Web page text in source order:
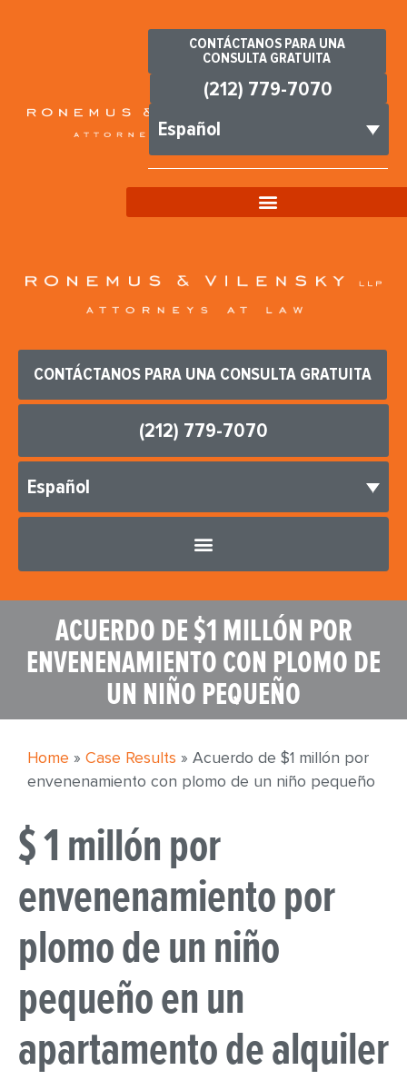
CONTÁCTANOS PARA UNA
CONSULTA GRATUITA
(212) 779-7070
Español
CONTÁCTANOS PARA UNA CONSULTA GRATUITA
(212) 779-7070
Español
ACUERDO DE $1 MILLÓN POR
ENVENENAMIENTO CON PLOMO DE
UN NIÑO PEQUEÑO
Home » Case Results » Acuerdo de $1 millón por
envenenamiento con plomo de un niño pequeño
$ 1 millón por
envenenamiento por
plomo de un niño
pequeño en un
apartamento de alquiler